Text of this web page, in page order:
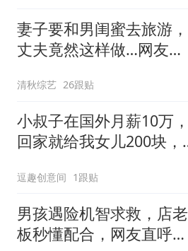
妻子要和男闺蜜去旅游，
丈夫竟然这样做…网友：
清秋综艺 26跟贴
小叔子在国外月薪10万，
回家就给我女儿200块，
逗趣创意间 1跟贴
男孩遇险机智求救，店老
板秒懂配合，网友直呼太